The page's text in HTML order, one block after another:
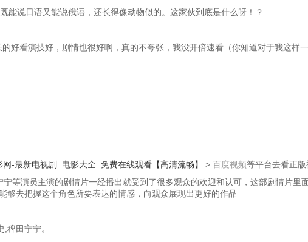
说日语又能说俄语，还长得像动物似的。这家伙到底是什么呀！？
好看演技好，剧情也很好啊，真的不夸张，我没开倍速看（你知道对于我这样
网-最新电视剧_电影大全_免费在线观看【高清流畅】 > 百度视频等平台去看正版
等演员主演的剧情片一经播出就受到了很多观众的欢迎和认可，这部剧情片里
去把握这个角色所要表达的情感，向观众展现出更好的作品
稗田宁宁。